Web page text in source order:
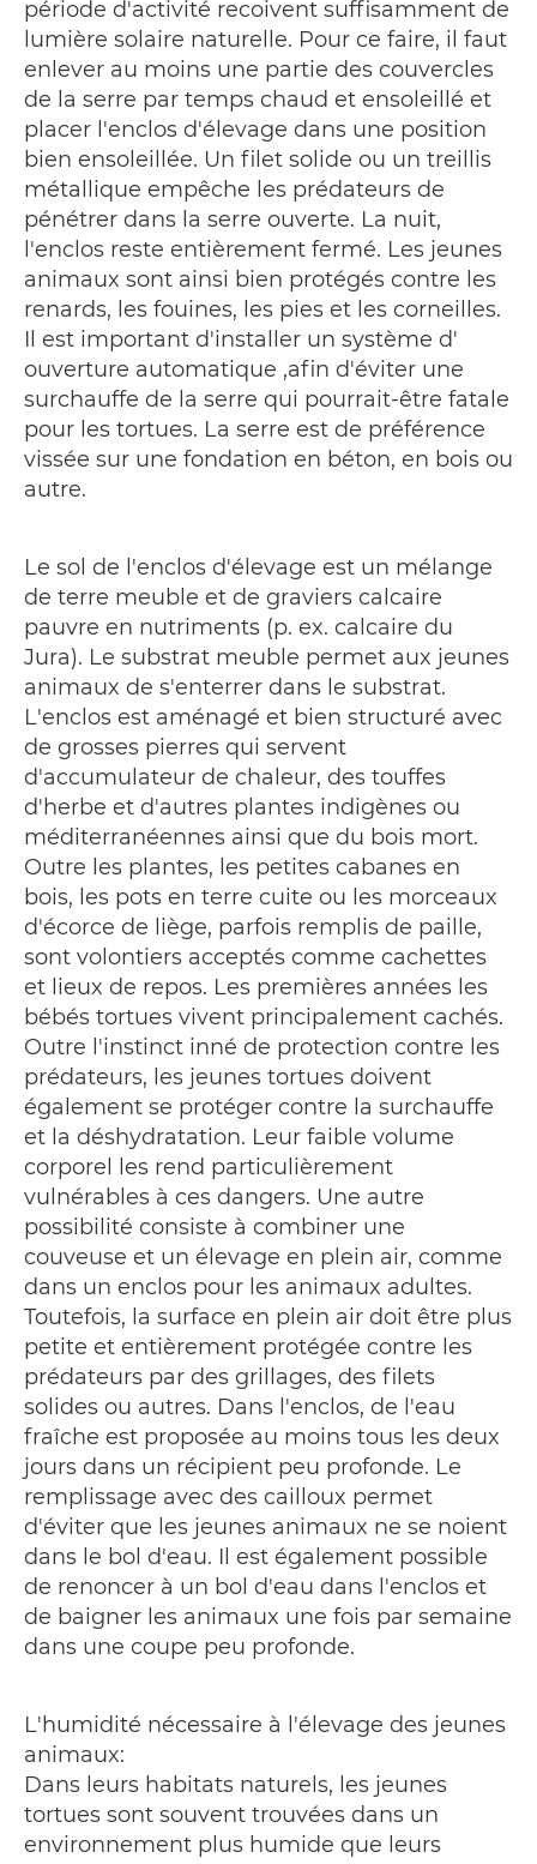
période d'activité recoivent suffisamment de
lumière solaire naturelle. Pour ce faire, il faut
enlever au moins une partie des couvercles
de la serre par temps chaud et ensoleillé et
placer l'enclos d'élevage dans une position
bien ensoleillée. Un filet solide ou un treillis
métallique empêche les prédateurs de
pénétrer dans la serre ouverte. La nuit,
l'enclos reste entièrement fermé. Les jeunes
animaux sont ainsi bien protégés contre les
renards, les fouines, les pies et les corneilles.
Il est important d'installer un système d'
ouverture automatique ‚afin d'éviter une
surchauffe de la serre qui pourrait-être fatale
pour les tortues. La serre est de préférence
vissée sur une fondation en béton, en bois ou
autre.
Le sol de l'enclos d'élevage est un mélange
de terre meuble et de graviers calcaire
pauvre en nutriments (p. ex. calcaire du
Jura). Le substrat meuble permet aux jeunes
animaux de s'enterrer dans le substrat.
L'enclos est aménagé et bien structuré avec
de grosses pierres qui servent
d'accumulateur de chaleur, des touffes
d'herbe et d'autres plantes indigènes ou
méditerranéennes ainsi que du bois mort.
Outre les plantes, les petites cabanes en
bois, les pots en terre cuite ou les morceaux
d'écorce de liège, parfois remplis de paille,
sont volontiers acceptés comme cachettes
et lieux de repos. Les premières années les
bébés tortues vivent principalement cachés.
Outre l'instinct inné de protection contre les
prédateurs, les jeunes tortues doivent
également se protéger contre la surchauffe
et la déshydratation. Leur faible volume
corporel les rend particulièrement
vulnérables à ces dangers. Une autre
possibilité consiste à combiner une
couveuse et un élevage en plein air, comme
dans un enclos pour les animaux adultes.
Toutefois, la surface en plein air doit être plus
petite et entièrement protégée contre les
prédateurs par des grillages, des filets
solides ou autres. Dans l'enclos, de l'eau
fraîche est proposée au moins tous les deux
jours dans un récipient peu profonde. Le
remplissage avec des cailloux permet
d'éviter que les jeunes animaux ne se noient
dans le bol d'eau. Il est également possible
de renoncer à un bol d'eau dans l'enclos et
de baigner les animaux une fois par semaine
dans une coupe peu profonde.
L'humidité nécessaire à l'élevage des jeunes
animaux:
Dans leurs habitats naturels, les jeunes
tortues sont souvent trouvées dans un
environnement plus humide que leurs